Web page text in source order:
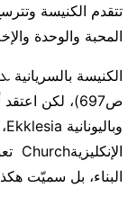
تتقدم الكنيسة
المحبة والوحدة
الكنيسة
ص697)، لكن
البناء، بل سميّت